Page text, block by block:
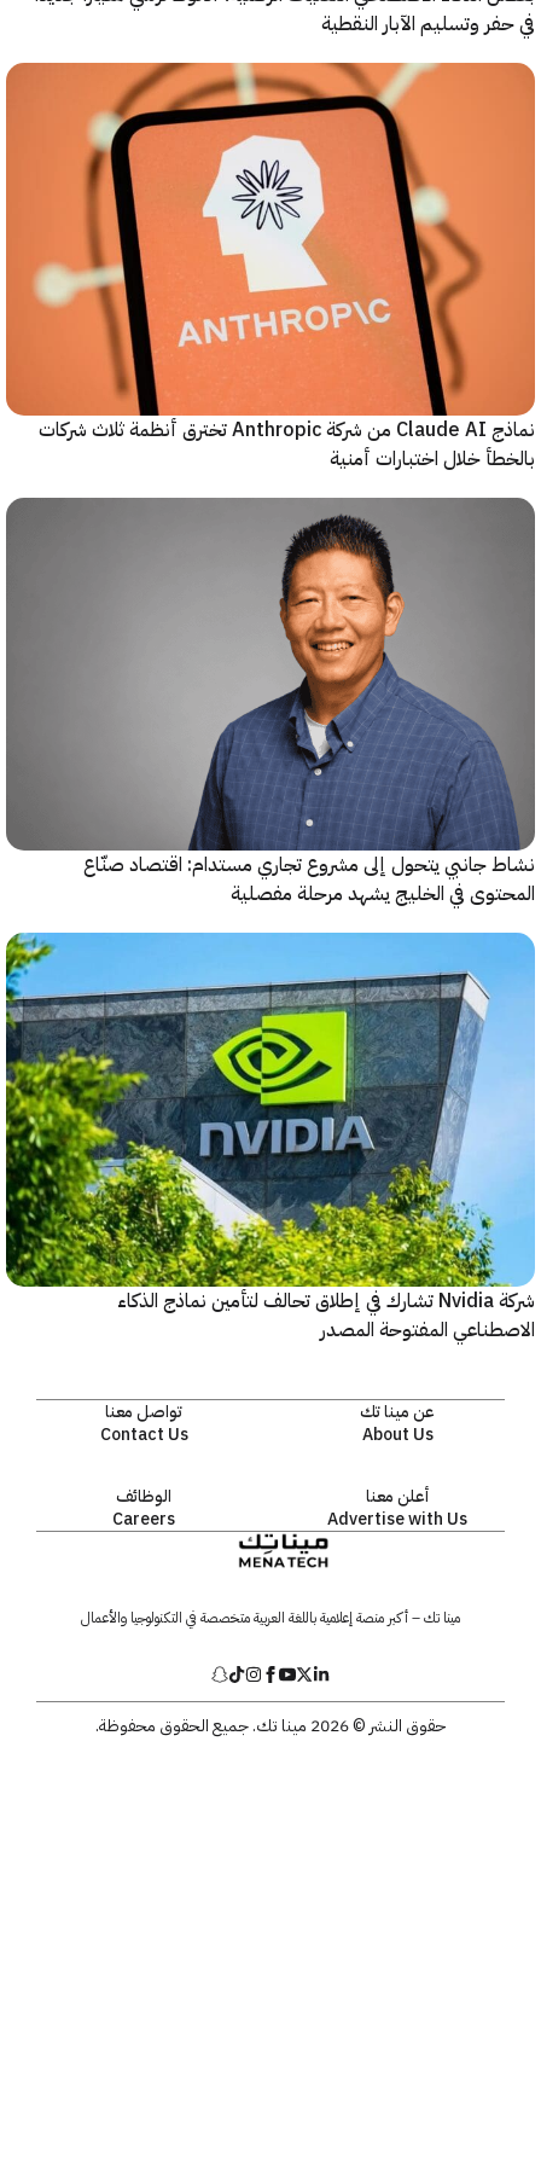
وتسليم الآبار النقطية
نماذج Claude AI من شركة Anthropic تخترق أنظمة ثلاث شركات
خلال اختبارات أمنية
جانبي يتحول إلى مشروع تجاري مستدام: اقتصاد صنّاع
في الخليج يشهد مرحلة مفصلية
شركة Nvidia تشارك في إطلاق تحالف لتأمين نماذج الذكاء
المفتوحة المصدر
عن مينا تك
About Us
تواصل معنا
Contact Us
أعلن معنا
Advertise with Us
الوظائف
Careers
مينا تك – أكبر منصة إعلامية باللغة العربية متخصصة في التكنولوجيا والأعمال
حقوق النشر © 2026 مينا تك. جميع الحقوق محفوظة.